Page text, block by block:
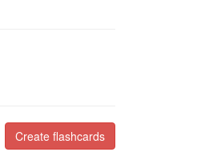
Create flashcards